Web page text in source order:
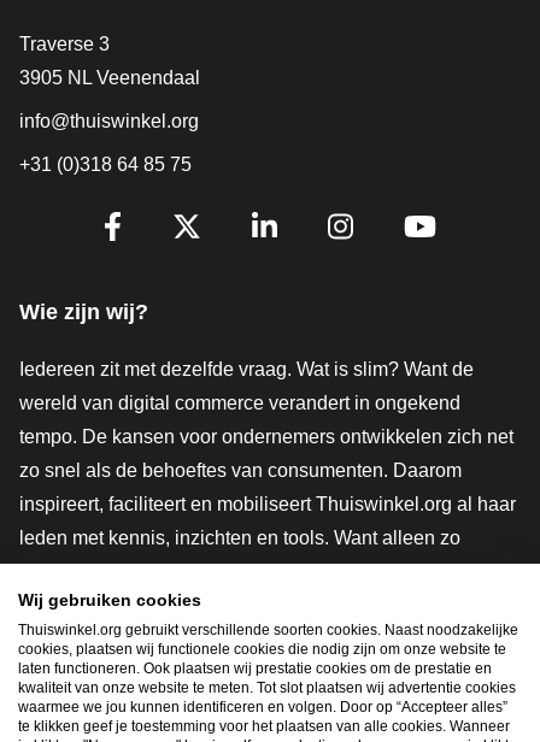
Contact
Traverse 3
3905 NL Veenendaal
info@thuiswinkel.org
+31 (0)318 64 85 75
Volg je ons al?
Wie zijn wij?
Iedereen zit met dezelfde vraag. Wat is slim? Want de
wereld van digital commerce verandert in ongekend
tempo. De kansen voor ondernemers ontwikkelen zich net
zo snel als de behoeftes van consumenten. Daarom
inspireert, faciliteert en mobiliseert Thuiswinkel.org al haar
leden met kennis, inzichten en tools. Want alleen zo
innovatievere toekomst. Dus groei ook mee en maak
shoppen slimmer.
Lid worden
Wij gebruiken cookies
Thuiswinkel.org gebruikt verschillende soorten cookies. Naast noodzakelijke
cookies, plaatsen wij functionele cookies die nodig zijn om onze website te
laten functioneren. Ook plaatsen wij prestatie cookies om de prestatie en
kwaliteit van onze website te meten. Tot slot plaatsen wij advertentie cookies
waarmee we jou kunnen identificeren en volgen. Door op “Accepteer alles”
te klikken geef je toestemming voor het plaatsen van alle cookies. Wanneer